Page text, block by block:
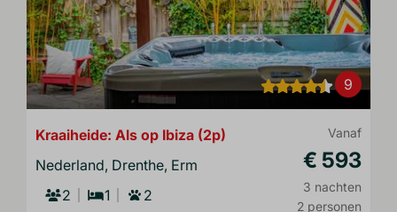
9
Vanaf
€ 593
3 nachten
2 personen
Kraaiheide: Als op Ibiza (2p)
Nederland, Drenthe, Erm
2
1 2